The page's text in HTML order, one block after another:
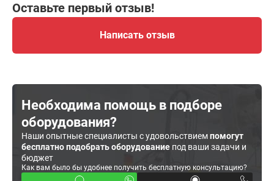
Оставьте первый отзыв!
Написать отзыв
Необходима помощь в подборе
оборудования?
Наши опытные специалисты с удовольствиемпомогут
бесплатно подобрать оборудование под ваши задачи и
бюджет
Как вам было бы удобнее получить бесплатную консультацию?